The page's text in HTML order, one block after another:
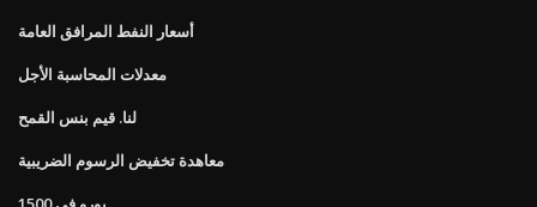
أسعار النفط المرافق العامة
معدلات المحاسبة الأجل
لنا. قيم بنس القمح
معاهدة تخفيض الرسوم الضريبية